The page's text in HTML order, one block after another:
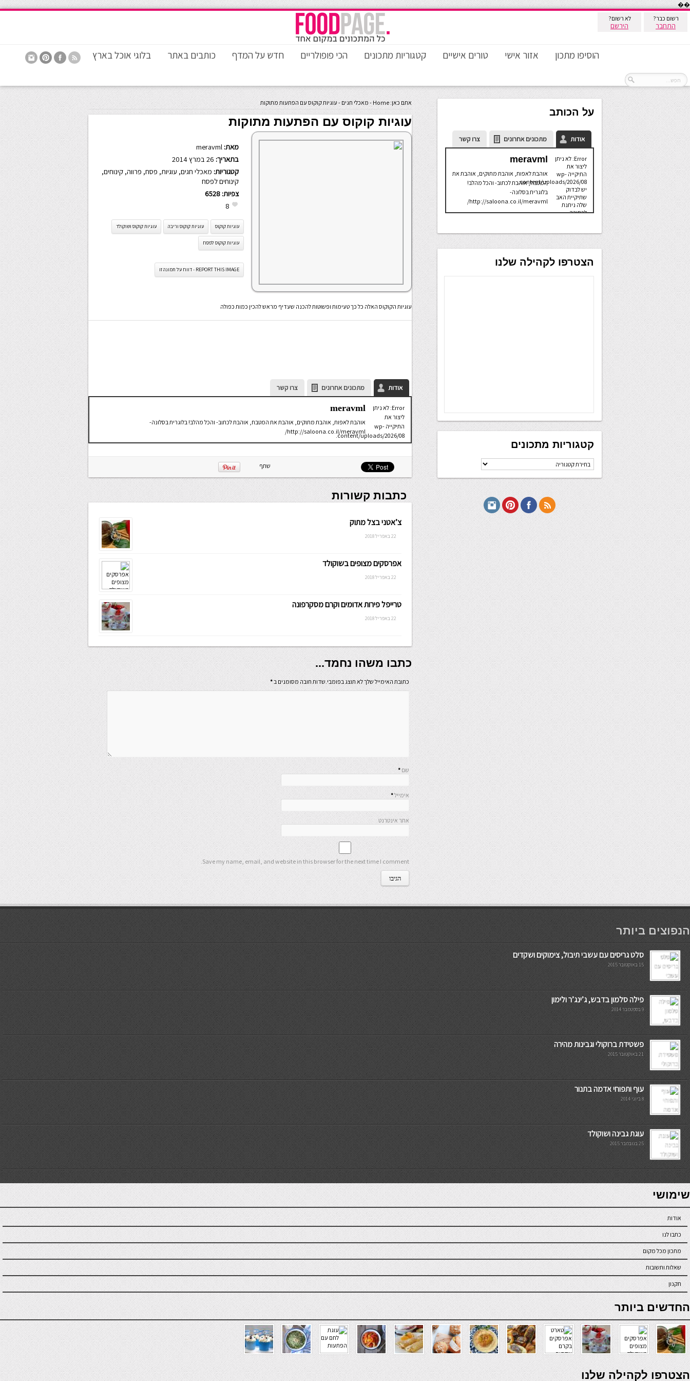
��
רשום כבר?
התחבר
לא רשום?
הירשם
הוסיפו מתכון אזור אישי טורים אישיים קטגוריות מתכונים הכי פופולריים חדש על המדף כותבים באתר בלוגי אוכל בארץ
אתם כאן: Home
- מאכלי חגים-עוגיות קוקוס עם הפתעות מתוקות
עוגיות קוקוס עם הפתעות מתוקות
מאת: meravml
בתאריך:
קטגוריות: מאכלי חגים, עוגיות, פסח, פרווה, קינוחים,
קינוחים לפסח
צפיות: 6528
8
עוגיות קוקוס עוגיות קוקוס וריבה עוגיות קוקוס ושוקולד
עוגיות קוקוס לפסח
REPORT THIS IMAGE - דווח על תמונה זו
עוגיות הקוקוס האלה כל כך טעימות ופשוטות להכנה שעדיף מראש להכין כמות כפולה
אודות מתכונים אחרונים צרו קשר
Error: לא ניתן
ליצור את
התיקייה wp-
content/uploads/2026/08.
יש לבדוק
שלה ניתנת
לכתיבה.
meravml
אוהבת לאפות, אוהבת מתוקים, אוהבת את המטבח, אוהבת לכתוב- והכל מהלב! בלוגרית בסלונה-
http://saloona.co.il/meravml/
שתף
כתבות קשורות
צ’אטני בצל מתוק
22 באפריל 2018
אפרסקים מצופים בשוקולד
22 באפריל 2018
טרייפל פירות אדומים וקרם מסקרפונה
22 באפריל 2018
כתבו משהו נחמד...
כתובת האימייל שלך לא תוצג בפומבי.שדות חובה מסומנים ב*
שם *
אימייל*
אתר אינטרנט
Save my name, email, and website in this browser for the next time I comment.
על הכותב
אודות מתכונים אחרונים צרו קשר
Error: לא ניתן
ליצור את
התיקייה wp-
content/uploads/2026/08.
יש לבדוק
שתיקיית האב
שלה ניתנת
לכתיבה.
meravml
אוהבת לאפות, אוהבת מתוקים, אוהבת את
המטבח, אוהבת לכתוב- והכל מהלב!
בלוגרית בסלונה-
http://saloona.co.il/meravml/
הצטרפו לקהילה שלנו
קטגוריות מתכונים
קטגוריות
מתכונים
мостбет кг
הנפוצים ביותר
סלט גריסים עם עשבי תיבול, צימוקים ושקדים
15 באוקטובר 2015
פילה סלמון בדבש, ג’ינג’ר ולימון
9 בספטמבר 2014
פשטידת ברוקולי וגבינות מהירה
21 באוקטובר 2015
עוף ותפוחי אדמה בתנור
8 ביוני 2014
עוגת גבינה ושוקולד
25 בנובמבר 2015
7slots
seriöse online casinos österreich
שימושי
אודות
כתבו לנו
מתכון מכל מקום
שאלות ותשובות
תקנון
online casino
החדשים ביותר
verde casino
הצטרפו לקהילה שלנו